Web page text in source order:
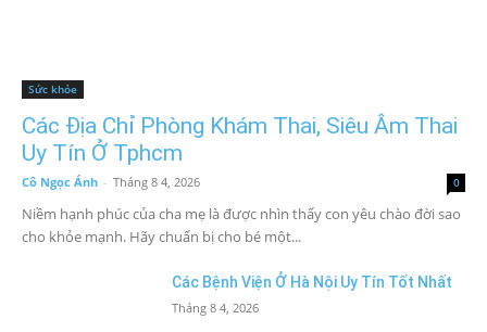
Sức khỏe
Các Địa Chỉ Phòng Khám Thai, Siêu Âm Thai
Uy Tín Ở Tphcm
Cô Ngọc Ánh - Tháng 8 4, 2026 0
Niềm hạnh phúc của cha mẹ là được nhìn thấy con yêu chào đời sao
cho khỏe mạnh. Hãy chuẩn bị cho bé một...
Các Bệnh Viện Ở Hà Nội Uy Tín Tốt Nhất
Tháng 8 4, 2026